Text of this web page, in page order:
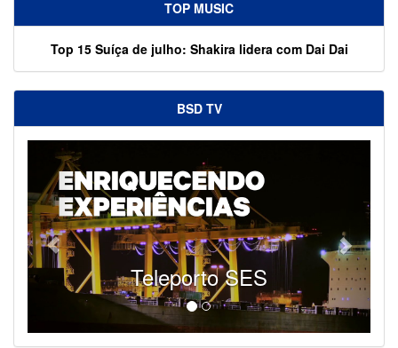
TOP MUSIC
Top 15 Suíça de julho: Shakira lidera com Dai Dai
BSD TV
Teleporto SES